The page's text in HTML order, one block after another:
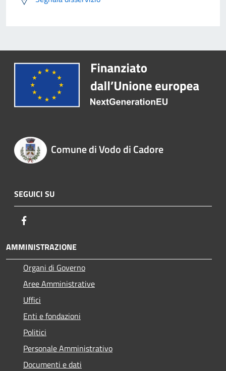
Comune di Vodo di Cadore
SEGUICI SU
AMMINISTRAZIONE
Organi di Governo
Aree Amministrative
Uffici
Enti e fondazioni
Politici
Personale Amministrativo
Documenti e dati